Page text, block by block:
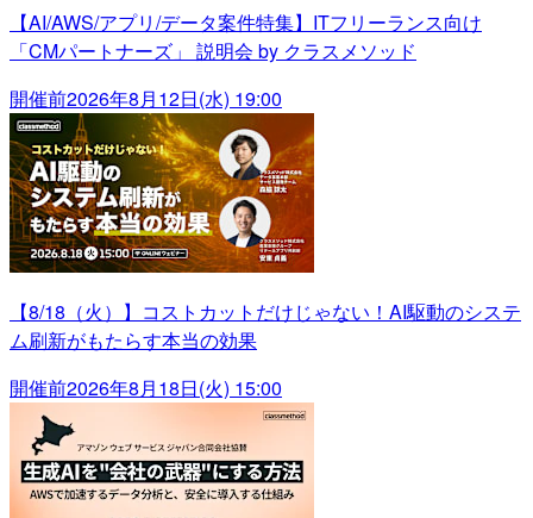
【AI/AWS/アプリ/データ案件特集】ITフリーランス向け
「CMパートナーズ」 説明会 by クラスメソッド
開催前2026年8月12日(水) 19:00
【8/18（火）】コストカットだけじゃない！AI駆動のシステ
ム刷新がもたらす本当の効果
開催前2026年8月18日(火) 15:00